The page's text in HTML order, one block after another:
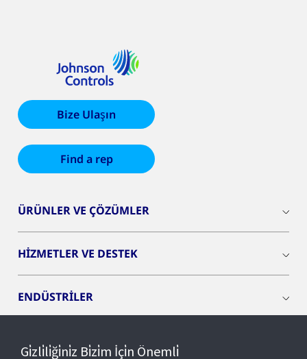
Bize Ulaşın
Find a rep
ÜRÜNLER VE ÇÖZÜMLER
HİZMETLER VE DESTEK
ENDÜSTRİLER
Gi̇zli̇li̇ği̇ni̇z Bi̇zi̇m İçi̇n Önemli̇